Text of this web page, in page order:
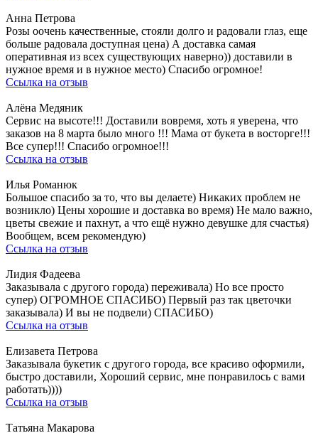
Анна Петрова
Розы оочень качественные, стояли долго и радовали глаз, еще
больше радовала доступная цена) А доставка самая
оперативная из всех существующих наверно)) доставили в
нужное время и в нужное место) Спасибо огромное!
Ссылка на отзыв
Алёна Медяник
Сервис на высоте!!! Доставили вовремя, хоть я уверена, что
заказов на 8 марта было много !!! Мама от букета в восторге!!!
Все супер!!! Спасибо огромное!!!
Ссылка на отзыв
Илья Романюк
Большое спасибо за то, что вы делаете) Никаких проблем не
возникло) Цены хорошие и доставка во время) Не мало важно,
цветы свежие и пахнут, а что ещё нужно девушке для счастья)
Вообщем, всем рекомендую)
Ссылка на отзыв
Лидия Фадеева
Заказывала с другого города) переживала) Но все просто
супер) ОГРОМНОЕ СПАСИБО) Первый раз так цветочки
заказывала) И вы не подвели) СПАСИБО)
Ссылка на отзыв
Елизавета Петрова
Заказывала букетик с другого города, все красиво оформили,
быстро доставили, Хороший сервис, мне понравилось с вами
работать))))
Ссылка на отзыв
Татьяна Макарова